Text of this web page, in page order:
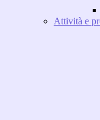
Attività e